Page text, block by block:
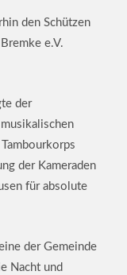
den Schützen
e.V.
der
der Kameraden
für absolute
der Gemeinde
Nacht und